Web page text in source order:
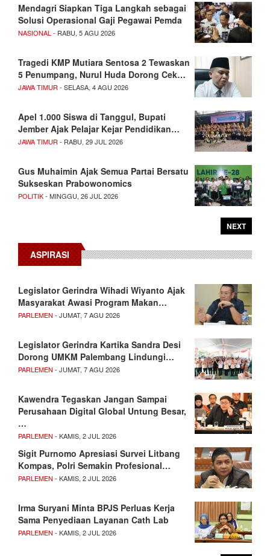
Mendagri Siapkan Tiga Langkah sebagai
Solusi Operasional Gaji Pegawai Pemda
NASIONAL - RABU, 5 AGU 2026
Tragedi KMP Mutiara Sentosa 2 Tewaskan
5 Penumpang, Nurul Huda Dorong Cek…
JAWA TIMUR - SELASA, 4 AGU 2026
Apel 1.000 Siswa di Tanggul, Bupati
Jember Ajak Pelajar Kejar Pendidikan…
JAWA TIMUR - RABU, 29 JUL 2026
Gus Muhaimin Ajak Semua Partai Bersatu
Sukseskan Prabowonomics
POLITIK- MINGGU, 26 JUL 2026
NEXT
ASPIRASI
Legislator Gerindra Wihadi Wiyanto Ajak
Masyarakat Awasi Program Makan…
PARLEMEN - JUMAT, 7 AGU 2026
Legislator Gerindra Kartika Sandra Desi
Dorong UMKM Palembang Lindungi…
PARLEMEN - JUMAT, 7 AGU 2026
Kawendra Tegaskan Jangan Sampai
Perusahaan Digital Global Untung Besar,
…
PARLEMEN - KAMIS, 2 JUL 2026
Sigit Purnomo Apresiasi Survei Litbang
Kompas, Polri Semakin Profesional…
PARLEMEN - KAMIS, 2 JUL 2026
Irma Suryani Minta BPJS Perluas Kerja
Sama Penyediaan Layanan Cath Lab
PARLEMEN - KAMIS, 2 JUL 2026